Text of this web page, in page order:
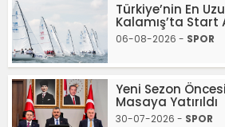
Türkiye’nin En
Kalamış’ta Start
06-08-2026 - SPOR
Yeni Sezon
Masaya Yatırıldı
30-07-2026 - SPOR